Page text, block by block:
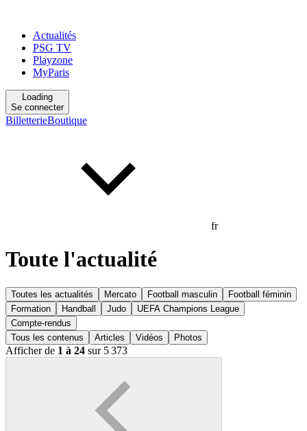
Actualités
PSG TV
Playzone
MyParis
Loading
Se connecter
BilletterieBoutique
fr
Toute l'actualité
Toutes les actualités Mercato Football masculin
Football féminin
Formation
Handball Judo
UEFA Champions League
Compte-rendus
Tous les contenus
Articles Vidéos Photos
Afficher de 1 à 24 sur 5 373